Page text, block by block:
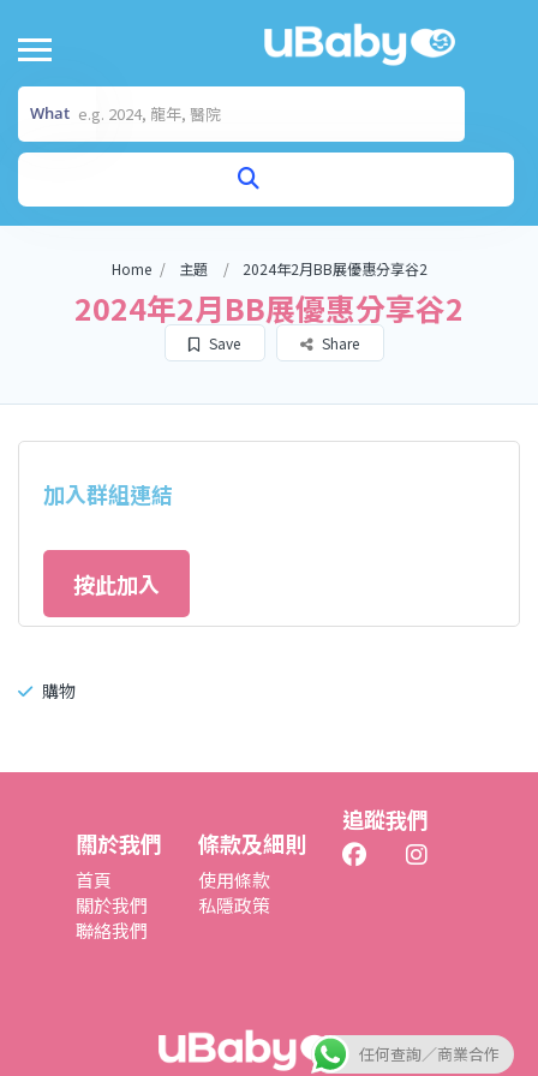
What
Home 主題 2024年2月BB展優惠分享谷2
2024年2月BB展優惠分享谷2
Save Share
加入群組連結
按此加入
購物
關於我們
首頁
關於我們
聯絡我們
條款及細則
使用條款
私隱政策
追蹤我們
任何查詢／商業合作